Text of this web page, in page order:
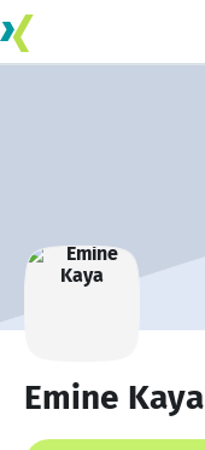
Emine Kaya